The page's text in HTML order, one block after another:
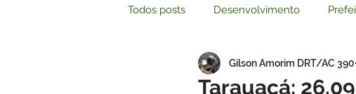
Todos posts Desenvolvimento
Comunicado Educação
Tarauacá:
Gilson Amorim DRT/AC 390